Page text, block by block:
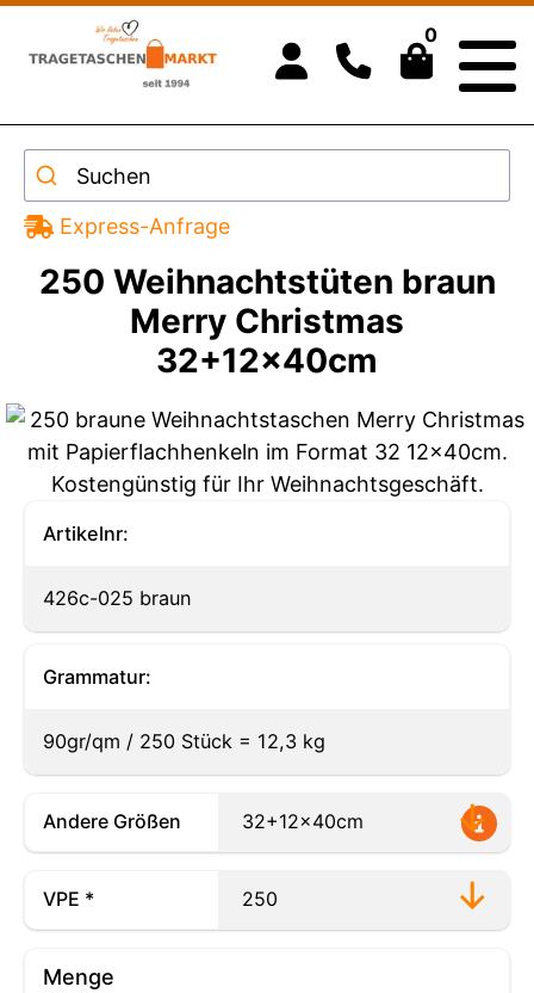
0
Suchen
Express-Anfrage
250 Weihnachtstüten braun
Merry Christmas
32+12x40cm
Artikelnr:
426c-025 braun
Grammatur:
90gr/qm / 250 Stück = 12,3 kg
Andere Größen
VPE *
Menge